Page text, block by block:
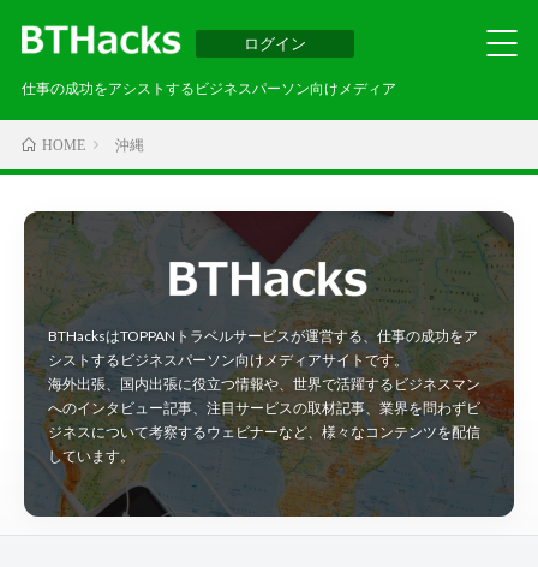
ログイン
仕事の成功をアシストするビジネスパーソン向けメディア
HOME 沖縄
BTHacksはTOPPANトラベルサービスが運営する、仕事の成功をア
シストするビジネスパーソン向けメディアサイトです。
海外出張、国内出張に役立つ情報や、世界で活躍するビジネスマン
へのインタビュー記事、注目サービスの取材記事、業界を問わずビ
ジネスについて考察するウェビナーなど、様々なコンテンツを配信
しています。